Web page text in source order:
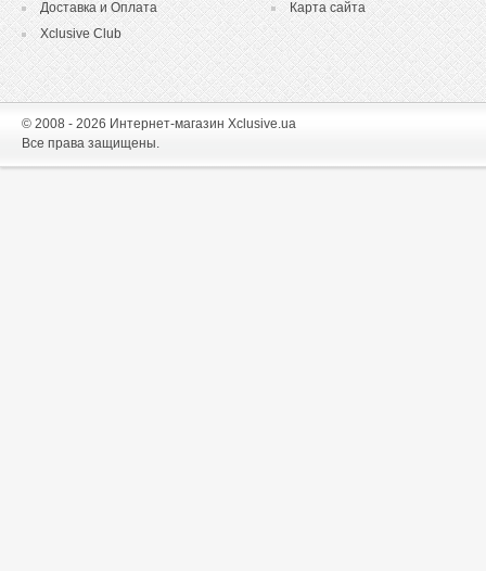
Доставка и Оплата
Xclusive Club
Карта сайта
© 2008 - 2026 Интернет-магазин Xclusive.ua
Все права защищены.